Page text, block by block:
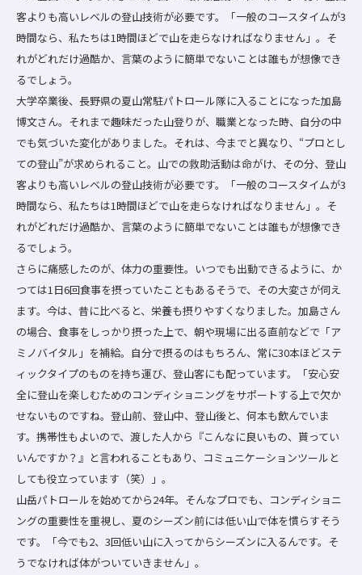
客よりも高いレベルの登山技術が必要です。「一般のコースタイムが3
時間なら、私たちは1時間ほどで山を走らなければなりません」。そ
れがどれだけ過酷か、言葉のように簡単でないことは誰もが想像でき
るでしょう。
大学卒業後、長野県の夏山常駐パトロール隊に入ることになった加島
博文さん。それまで趣味だった山登りが、職業となった時、自分の中
でも気づいた変化がありました。それは、今までと異なり、“プロとし
ての登山”が求められること。山での救助活動は命がけ、その分、登山
客よりも高いレベルの登山技術が必要です。「一般のコースタイムが3
時間なら、私たちは1時間ほどで山を走らなければなりません」。そ
れがどれだけ過酷か、言葉のように簡単でないことは誰もが想像でき
るでしょう。
さらに痛感したのが、体力の重要性。いつでも出動できるように、か
つては1日6回食事を摂っていたこともあるそうで、その大変さが伺え
ます。今は、昔に比べると、栄養も摂りやすくなりました。加島さん
の場合、食事をしっかり摂った上で、朝や現場に出る直前などで「ア
ミノバイタル」を補給。自分で摂るのはもちろん、常に30本ほどステ
ィックタイプのものを持ち運び、登山客にも配っています。「安心安
全に登山を楽しむためのコンディショニングをサポートする上で欠か
せないものですね。登山前、登山中、登山後と、何本も飲んでいま
す。携帯性もよいので、渡した人から『こんなに良いもの、貰ってい
いんですか？』と言われることもあり、コミュニケーションツールと
しても役立っています（笑）」。
山岳パトロールを始めてから24年。そんなプロでも、コンディショニ
ングの重要性を重視し、夏のシーズン前には低い山で体を慣らすそう
です。「今でも2、3回低い山に入ってからシーズンに入るんです。そ
うでなければ体がついていきません」。